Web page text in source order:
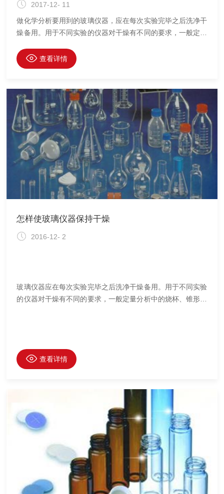
2017-12- 11
做化学分析要用到的玻璃仪器，应在每次实验完毕之后洗净干
燥备用。用于不同实验的仪器对干燥有不同的要求，一般定量
实验或有机分析的仪器很多是要求干燥的，有的要求无水迹，
有的要求无水，应根据不同要求来干燥仪器。玻璃仪器的洁净
件及实验现象的观察，必须使用清洁的玻璃仪器。仪器的清洗
应在每次实验之后立即进行。这是因为一方面清楚当时污物的
性质，以便采取合适的方式清除;另一方面也为下一次实验做
好准备。玻璃仪
查看详情
​怎样使玻璃仪器保持干燥
2016-12- 2
玻璃仪器应在每次实验完毕之后洗净干燥备用。用于不同实验
的仪器对干燥有不同的要求，一般定量分析中的烧杯、锥形瓶
查看详情